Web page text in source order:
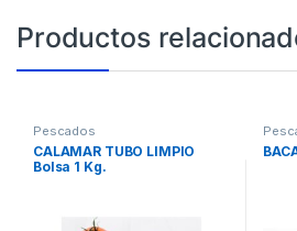
Productos
Pescados
CALAMAR TUBO LIMPIO
Bolsa 1 Kg.